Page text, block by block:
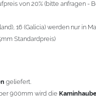
von 20% (bitte anfragen -
16 (Galicia) werden nur in
Standardpreis)
geliefert.
900mm wird die